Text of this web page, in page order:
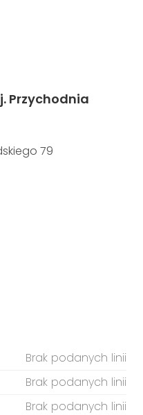
Przychodnia
79
Brak podanych linii
Brak podanych linii
Brak podanych linii